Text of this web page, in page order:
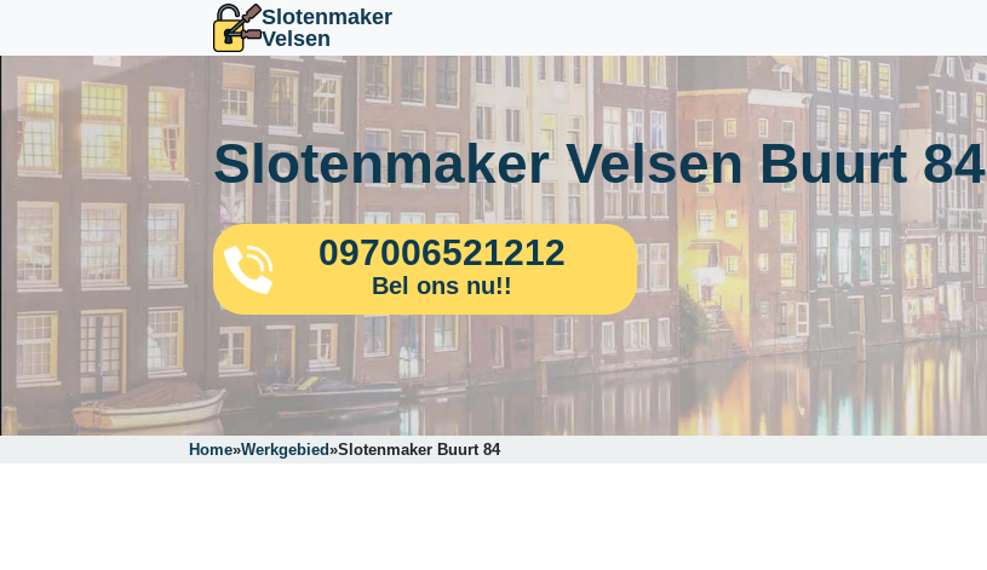
Slotenmaker
Velsen
Slotenmaker Velsen Buurt 84
097006521212
Bel ons nu!!
Home»Werkgebied»Slotenmaker Buurt 84